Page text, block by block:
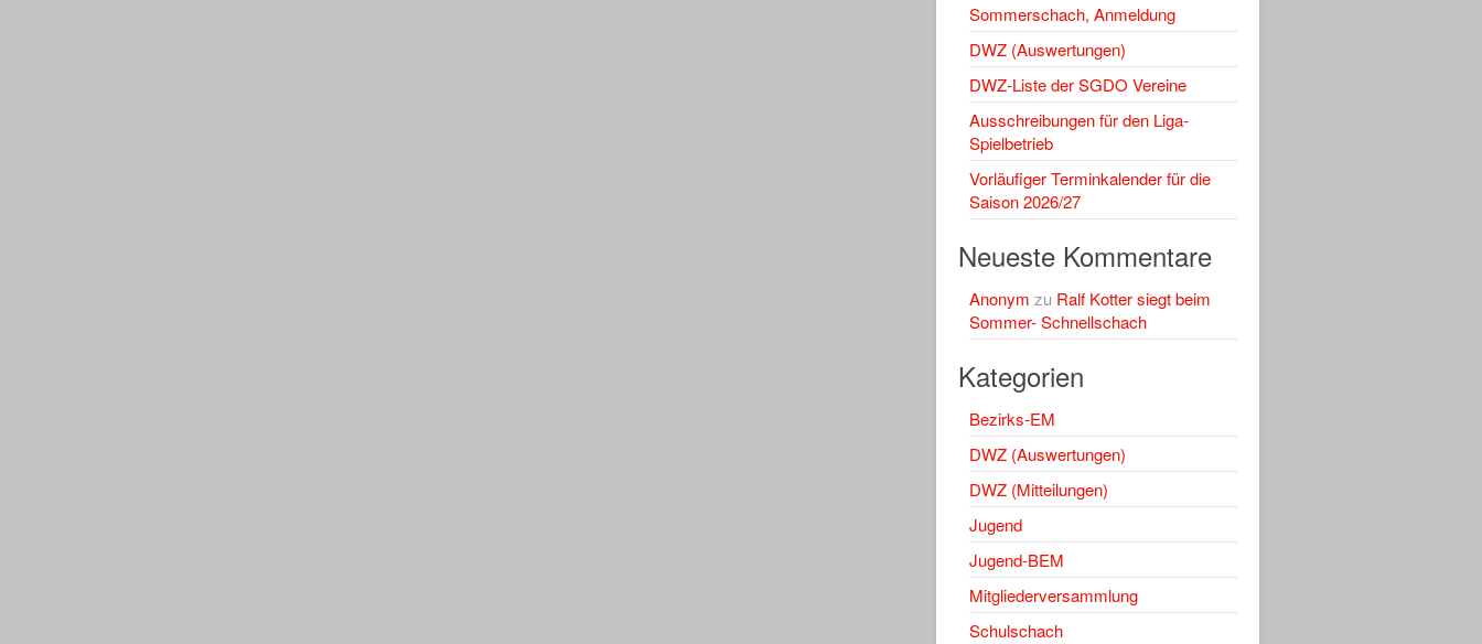
Sommerschach, Anmeldung
DWZ (Auswertungen)
DWZ-Liste der SGDO Vereine
Ausschreibungen für den Liga-
Spielbetrieb
Vorläufiger Terminkalender für die
Saison 2026/27
Neueste Kommentare
Anonym zu Ralf Kotter siegt beim
Sommer- Schnellschach
Kategorien
Bezirks-EM
DWZ (Auswertungen)
DWZ (Mitteilungen)
Jugend
Jugend-BEM
Mitgliederversammlung
Schulschach